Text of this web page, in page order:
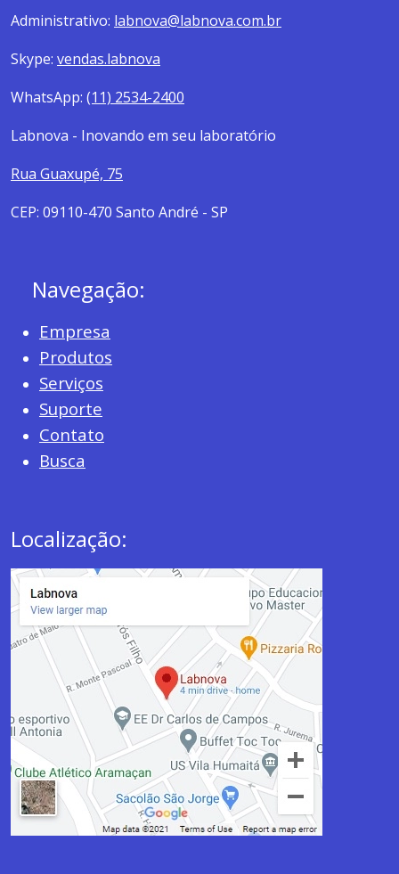
Administrativo: labnova@labnova.com.br
Skype: vendas.labnova
WhatsApp: (11) 2534-2400
Labnova - Inovando em seu laboratório
Rua Guaxupé, 75
CEP: 09110-470 Santo André - SP
Navegação:
Empresa
Produtos
Serviços
Suporte
Contato
Busca
Localização: